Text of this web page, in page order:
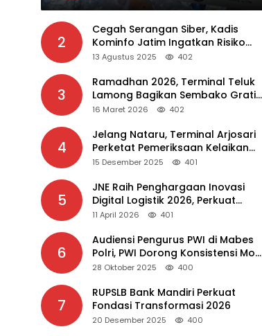
2
Cegah Serangan Siber, Kadis
Kominfo Jatim Ingatkan Risiko
Malware dari Aplikasi Bajakan
13 Agustus 2025 402
3
Ramadhan 2026, Terminal Teluk
Lamong Bagikan Sembako Gratis
dan Takjil untuk Masyarakat
16 Maret 2026 402
4
Jelang Nataru, Terminal Arjosari
Perketat Pemeriksaan Kelaikan
Bus
15 Desember 2025 401
5
JNE Raih Penghargaan Inovasi
Digital Logistik 2026, Perkuat
Transformasi Layanan
11 April 2026 401
6
Audiensi Pengurus PWI di Mabes
Polri, PWI Dorong Konsistensi MoU
Dewan Pers – Polri
28 Oktober 2025 400
7
RUPSLB Bank Mandiri Perkuat
Fondasi Transformasi 2026
20 Desember 2025 400